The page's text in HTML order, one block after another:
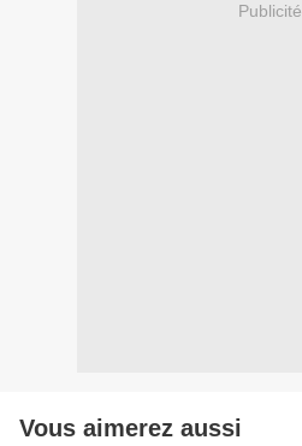
Publicité
Vous aimerez aussi